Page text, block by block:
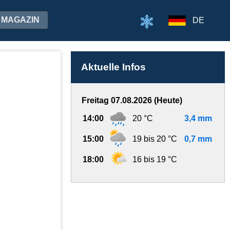
MAGAZIN DE
Aktuelle Infos
Freitag 07.08.2026 (Heute)
14:00 20 °C 3,4 mm
15:00 19 bis 20 °C 0,7 mm
18:00 16 bis 19 °C